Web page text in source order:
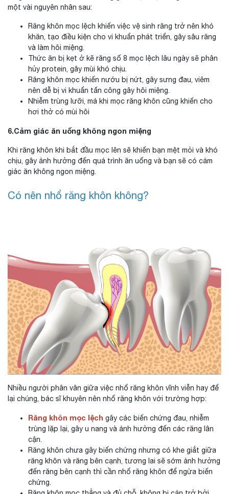
một vài nguyên nhân sau:
Răng khôn mọc lệch khiến việc vệ sinh răng trở nên khó
khăn, tạo điều kiện cho vi khuẩn phát triển, gây sâu răng
và làm hôi miệng.
Thức ăn bị kẹt ở kẽ răng số 8 mọc lệch lâu ngày sẽ phân
hủy protein, gây mùi khó chịu.
Răng khôn mọc khiến nướu bị nứt, gây sưng đau, viêm
nên dễ bị vi khuẩn tấn công gây hôi miệng.
Nhiễm trùng lưỡi, má khi mọc răng khôn cũng khiến cho
hơi thở có mùi hôi
6.Cảm giác ăn uống không ngon miệng
Khi răng khôn khi bắt đầu mọc lên sẽ khiến bạn mệt mỏi và khó
chịu, gây ảnh hưởng đến quá trình ăn uống và bạn sẽ có cảm
giác ăn không ngon miệng.
Có nên nhổ răng khôn không?
Nhiều người phân vân giữa việc nhổ răng khôn vĩnh viễn hay để
lại chúng, bác sĩ khuyên nên nhổ răng khôn với trường hợp:
Răng khôn mọc lệch gây các biến chứng đau, nhiễm
trùng lặp lại, gây u nang và ảnh hưởng đến các răng lân
cận.
Răng khôn chưa gây biến chứng nhưng có khe giắt giữa
răng khôn và răng bên cạnh, tương lai sẽ sớm ảnh hưởng
đến răng bên cạnh thì cần nhổ răng khôn để ngừa biến
chứng.